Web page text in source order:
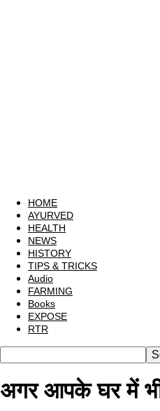
HOME
AYURVED
HEALTH
NEWS
HISTORY
TIPS & TRICKS
Audio
FARMING
Books
EXPOSE
RTR
अगर आपके घर में